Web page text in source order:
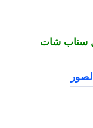
سناب شات